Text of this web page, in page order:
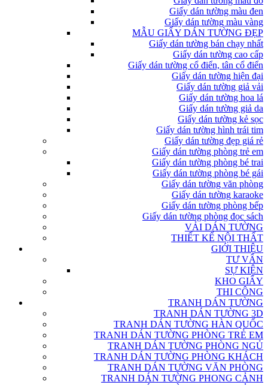
Giấy dán tường màu đen
Giấy dán tường màu vàng
MẪU GIẤY DÁN TƯỜNG ĐẸP
Giấy dán tường bán chạy nhất
Giấy dán tường cao cấp
Giấy dán tường cổ điển, tân cổ điển
Giấy dán tường hiện đại
Giấy dán tường giả vải
Giấy dán tường hoa lá
Giấy dán tường giả da
Giấy dán tường kẻ sọc
Giấy dán tường hình trái tim
Giấy dán tường đẹp giá rẻ
Giấy dán tường phòng trẻ em
Giấy dán tường phòng bé trai
Giấy dán tường phòng bé gái
Giấy dán tường văn phòng
Giấy dán tường karaoke
Giấy dán tường phòng bếp
Giấy dán tường phòng đọc sách
VẢI DÁN TƯỜNG
THIẾT KẾ NỘI THẤT
GIỚI THIỆU
TƯ VẤN
SỰ KIỆN
KHO GIẤY
THI CÔNG
TRANH DÁN TƯỜNG
TRANH DÁN TƯỜNG 3D
TRANH DÁN TƯỜNG HÀN QUỐC
TRANH DÁN TƯỜNG PHÒNG TRẺ EM
TRANH DÁN TƯỜNG PHÒNG NGỦ
TRANH DÁN TƯỜNG PHÒNG KHÁCH
TRANH DÁN TƯỜNG VĂN PHÒNG
TRANH DÁN TƯỜNG PHONG CẢNH